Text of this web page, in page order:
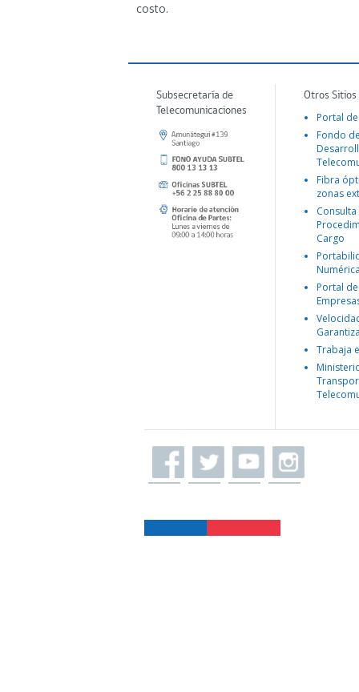
costo.
Subsecretaría de
Telecomunicaciones
Otros
Portal
Fondo
Fibra
zonas
Consulta
Cargo
Portal
Trabaja